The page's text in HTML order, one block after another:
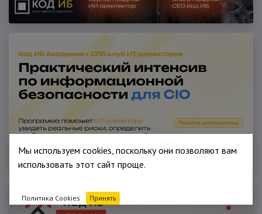
Мы используем cookies, поскольку они позволяют вам
использовать этот сайт проще.
Политика Cookies Принять